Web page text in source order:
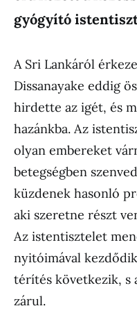
gyógyító
A Sri Lankáról
Dissanayake eddig
hirdette az igét, és
hazánkba. Az
olyan embereket
betegségben
küzdenek hasonló
aki szeretne részt
Az istentisztelet
nyitóimával
térítés következik, s
zárul.